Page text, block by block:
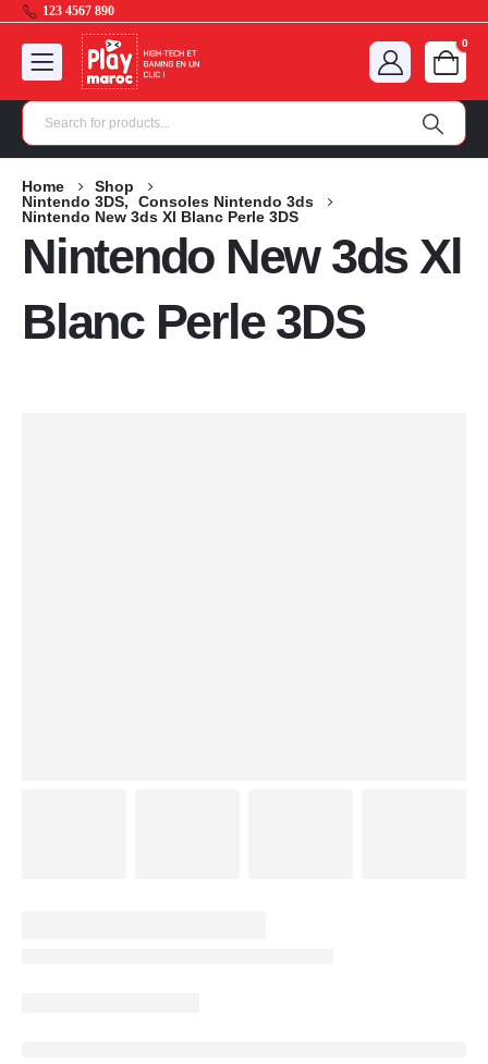
123 4567 890
0
Home
Shop
Nintendo 3DS,
Consoles Nintendo 3ds
Nintendo New 3ds Xl Blanc Perle 3DS
Nintendo New 3ds Xl
Blanc Perle 3DS